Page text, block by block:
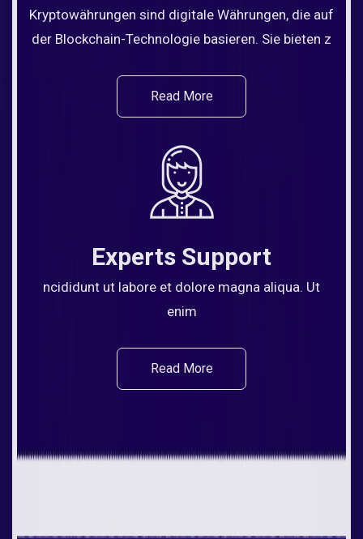
Kryptowährungen sind digitale Währungen, die auf
der Blockchain-Technologie basieren. Sie bieten z
Read More
Experts Support
ncididunt ut labore et dolore magna aliqua. Ut
enim
Read More